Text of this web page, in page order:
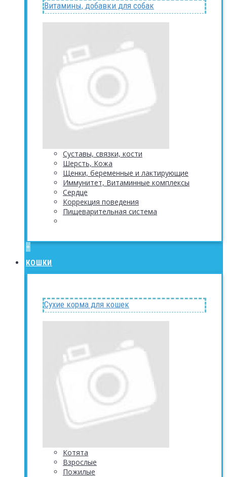
Витамины, добавки для собак
Суставы, связки, кости
Шерсть, Кожа
Щенки, беременные и лактирующие
Иммунитет, Витаминные комплексы
Сердце
Коррекция поведения
Пищеварительная система
+
КОШКИ
Сухие корма для кошек
Котята
Взрослые
Пожилые